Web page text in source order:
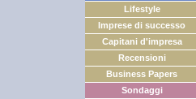
Lifestyle
Imprese di successo
Capitani d'impresa
Recensioni
Business Papers
Sondaggi